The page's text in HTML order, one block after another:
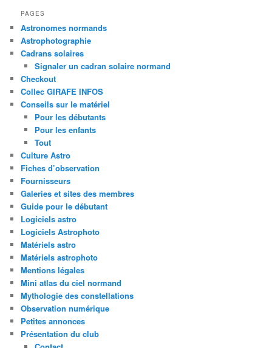
PAGES
Astronomes normands
Astrophotographie
Cadrans solaires
Signaler un cadran solaire normand
Checkout
Collec GIRAFE INFOS
Conseils sur le matériel
Pour les débutants
Pour les enfants
Tout
Culture Astro
Fiches d’observation
Fournisseurs
Galeries et sites des membres
Guide pour le débutant
Logiciels astro
Logiciels Astrophoto
Matériels astro
Matériels astrophoto
Mentions légales
Mini atlas du ciel normand
Mythologie des constellations
Observation numérique
Petites annonces
Présentation du club